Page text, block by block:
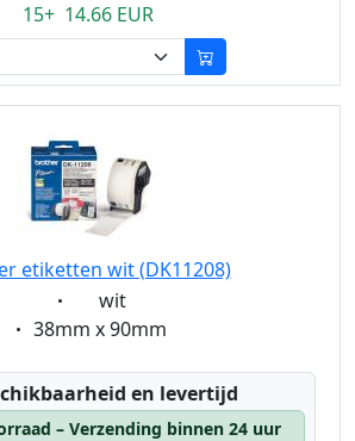
15+ 14.66 EUR
etiketten wit (DK11208)
Eigenschaft:
wit
Eigenschaft:
38mm x 90mm
en levertijd
– Verzending binnen 24 uur